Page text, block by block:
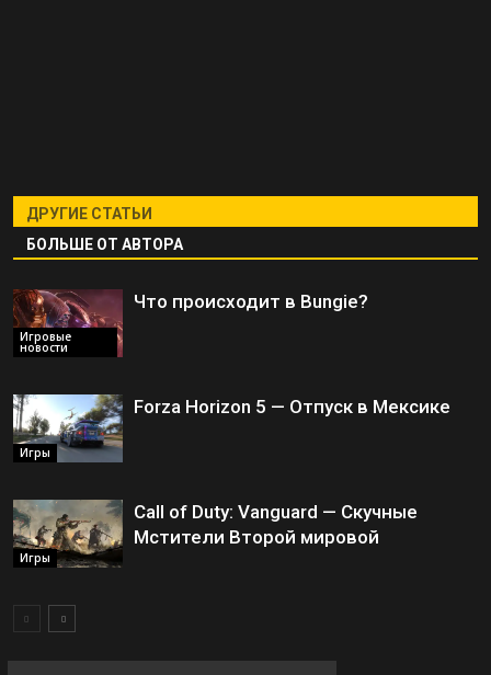
ДРУГИЕ СТАТЬИ
БОЛЬШЕ ОТ АВТОРА
Игровые
новости
Что происходит в Bungie?
Игры
Forza Horizon 5 — Отпуск в Мексике
Игры
Call of Duty: Vanguard — Скучные
Мстители Второй мировой